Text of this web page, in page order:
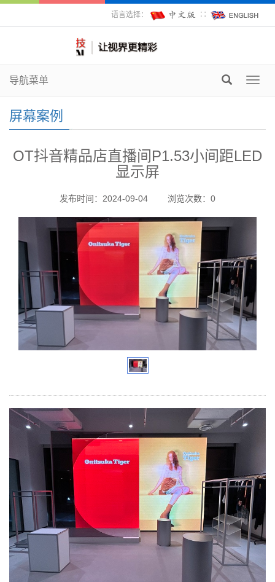
语言选择： ∷
导航菜单
屏幕案例
OT抖音精品店直播间P1.53小间距LED
显示屏
发布时间：2024-09-04 浏览次数： 0